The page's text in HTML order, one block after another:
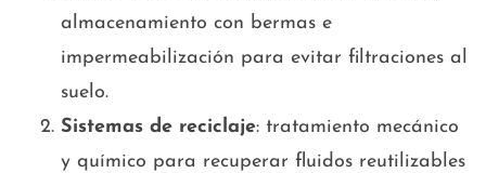
almacenamiento con bermas e
impermeabilización para evitar filtraciones al
suelo.
Sistemas de reciclaje: tratamiento mecánico
y químico para recuperar fluidos reutilizables